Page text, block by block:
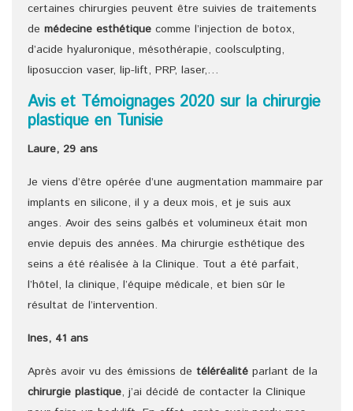
certaines chirurgies peuvent être suivies de traitements
de médecine esthétique comme l’injection de botox,
d’acide hyaluronique, mésothérapie, coolsculpting,
liposuccion vaser, lip-lift, PRP, laser,…
Avis et Témoignages 2020 sur la chirurgie
plastique en Tunisie
Laure, 29 ans
Je viens d’être opérée d’une augmentation mammaire par
implants en silicone, il y a deux mois, et je suis aux
anges. Avoir des seins galbés et volumineux était mon
envie depuis des années. Ma chirurgie esthétique des
seins a été réalisée à la Clinique. Tout a été parfait,
l’hôtel, la clinique, l’équipe médicale, et bien sûr le
résultat de l’intervention.
Ines, 41 ans
Après avoir vu des émissions de téléréalité parlant de la
chirurgie plastique, j’ai décidé de contacter la Clinique